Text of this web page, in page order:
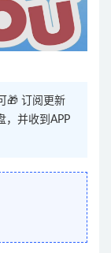
🎁 订阅更新
，并收到APP